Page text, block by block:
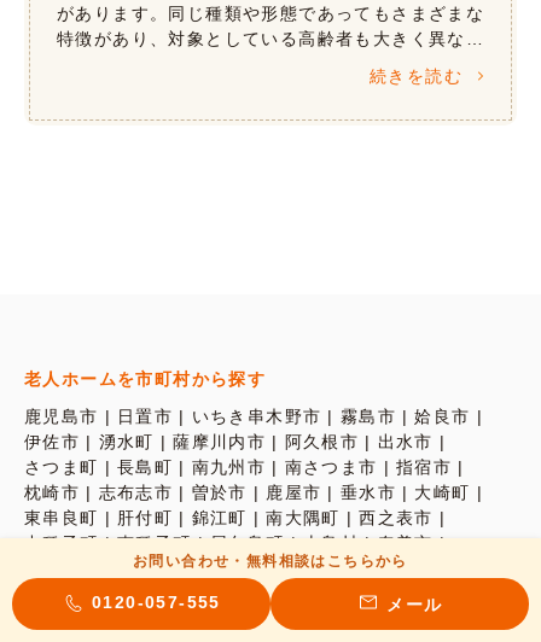
があります。同じ種類や形態であってもさまざまな
特徴があり、対象としている高齢者も大きく異なり
ます。 提供されるサービスは、介護などの生活支援
や心理療法などの認知症ケア、リハ […]
続きを読む
老人ホームを市町村から探す
鹿児島市
日置市 いちき串木野市 霧島市
姶良市
伊佐市
湧水町 薩摩川内市 阿久根市
出水市
さつま町
長島町 南九州市 南さつま市
指宿市
枕崎市
志布志市 曽於市 鹿屋市 垂水市
大崎町
東串良町
肝付町 錦江町 南大隅町
西之表市
中種子町
南種子町 屋久島町 十島村
奄美市
瀬戸内町 大和村 宇検村 喜界町
天城町
伊仙町 和泊町 知名町 与論町
お問い合わせ・無料相談はこちらから
0120-057-555 メール